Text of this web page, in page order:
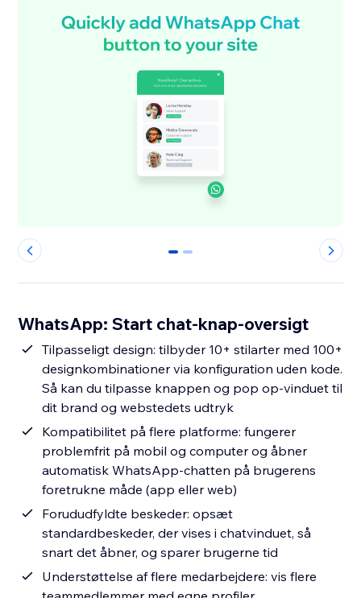
0 1
WhatsApp: Start chat-knap-oversigt
Tilpasseligt design: tilbyder 10+ stilarter med 100+
designkombinationer via konfiguration uden kode.
Så kan du tilpasse knappen og pop op-vinduet til
dit brand og webstedets udtryk
Kompatibilitet på flere platforme: fungerer
problemfrit på mobil og computer og åbner
automatisk WhatsApp-chatten på brugerens
foretrukne måde (app eller web)
Forududfyldte beskeder: opsæt
standardbeskeder, der vises i chatvinduet, så
snart det åbner, og sparer brugerne tid
Understøttelse af flere medarbejdere: vis flere